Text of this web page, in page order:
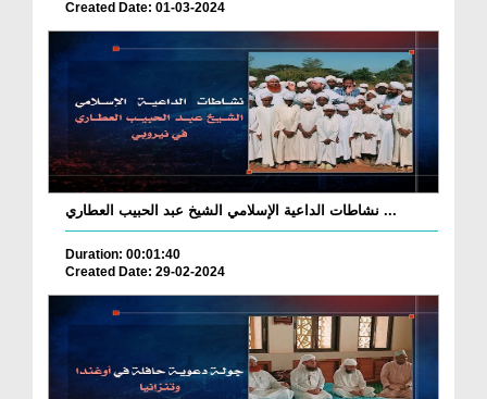
Created Date: 01-03-2024
نشاطات الداعية الإسلامي الشيخ عبد الحبيب العطاري ...
Duration: 00:01:40
Created Date: 29-02-2024